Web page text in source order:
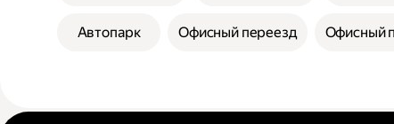
Автопарк Офисный переезд Офисный